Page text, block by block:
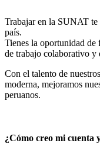
Trabajar en la SUNAT
país.
Tienes la oportunidad de
de trabajo colaborativo y
Con el talento de
moderna, mejoramos
peruanos.
¿Cómo creo mi cuenta